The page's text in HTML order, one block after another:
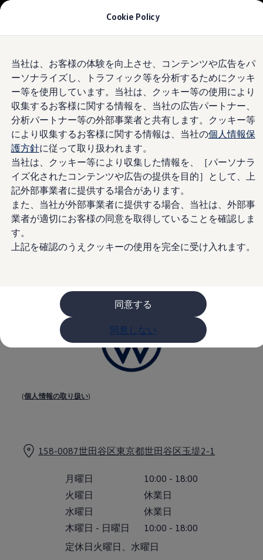
Cookie Policy
当社は、お客様の体験を向上させ、コンテンツや広告をパ
ーソナライズし、トラフィック等を分析するためにクッキ
ー等を使用しています。当社は、クッキー等の使用により
収集するお客様に関する情報を、当社の広告パートナー、
分析パートナー等の外部事業者と共有します。クッキー等
により収集するお客様に関する情報は、当社の個人情報保
護方針に従って取り扱われます。
当社は、クッキー等により収集した情報を、［パーソナラ
イズ化されたコンテンツや広告の提供を目的］として、上
記外部事業者に提供する場合があります。
また、当社が外部事業者に提供する場合、当社は、外部事
業者が適切にお客様の同意を取得していることを確認しま
す。
上記を確認のうえクッキーの使用を完全に受け入れます。
同意する
同意しない
main
content
to
footer
モデル＆見積りシミュレーション
セーフティ マイスター
ID. Buzz
T-Cross
Tiguan
Golf
Golf GTI
Golf R
Golf Variant
Golf R Variant
Passat
ID.4
Polo
Polo GTI
Golf Touran
T-Roc
T-Roc R
フォルクスワーゲンマガジン
キャンペーン/イベント
レビュー動画
オファー
Golf お乗り換えを10万円補助
Tiguan 購入後、5年間の安心サポートが無償
Golf Variant お乗り換えを10万円補助
Volkswagenアンバサダープログラム
ファイナンシャルサービス
ファイナンシャルサービス
フォルクスワーゲン自動車保険プラス
お支払いシミュレーション
補助金・エコカー優遇制度
補助金・エコカー優遇制度
Golf
Golf Variant
Passat
ID. Buzz
アフターサービス
サービスと純正部品
フォルクスワーゲン純正部品のメリット
点検と車検
Volkswagen世田谷認定中古
車センター
(個人情報の取り扱い)
158-0087世田谷区東京都世田谷区玉堤2-1
月曜日 10:00 - 18:00
火曜日
休業日
水曜日
休業日
木曜日 - 日曜日 10:00 - 18:00
定休日火曜日、水曜日